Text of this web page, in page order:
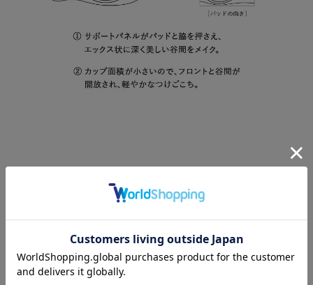
Color Variation